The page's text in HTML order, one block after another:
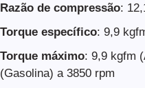
Razão de compressão:
Torque específico: 9,9
Torque máximo: 9,9 kgfm
(Gasolina) a 3850 rpm